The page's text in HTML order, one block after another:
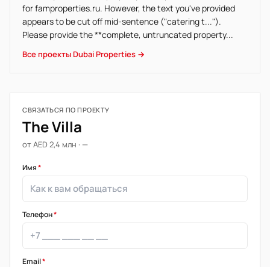
for famproperties.ru. However, the text you've provided
appears to be cut off mid-sentence ("catering t...").
Please provide the **complete, untruncated property...
Все проекты Dubai Properties →
СВЯЗАТЬСЯ ПО ПРОЕКТУ
The Villa
от AED 2,4 млн · —
Имя*
Телефон*
Email*